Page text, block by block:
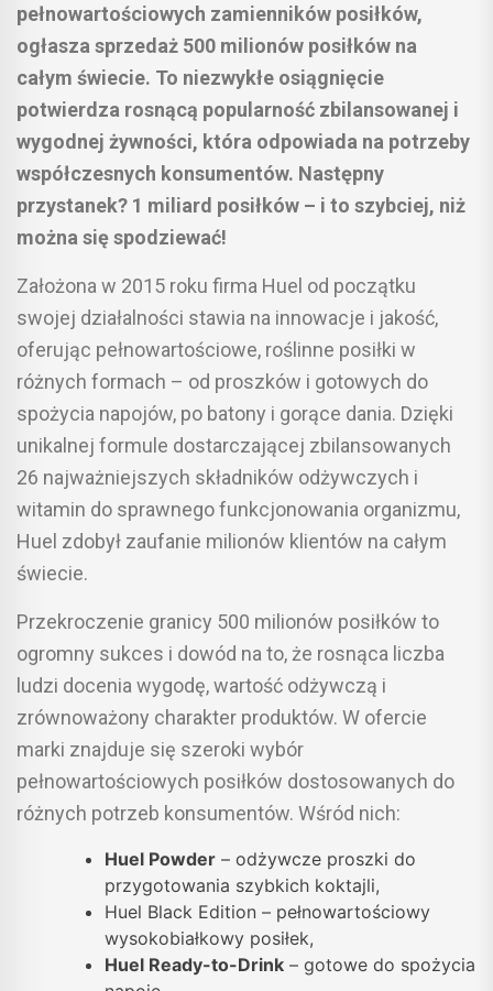
pełnowartościowych zamienników posiłków,
ogłasza sprzedaż 500 milionów posiłków na
całym świecie. To niezwykłe osiągnięcie
potwierdza rosnącą popularność zbilansowanej i
wygodnej żywności, która odpowiada na potrzeby
współczesnych konsumentów. Następny
przystanek? 1 miliard posiłków – i to szybciej, niż
można się spodziewać!
Założona w 2015 roku firma Huel od początku
swojej działalności stawia na innowacje i jakość,
oferując pełnowartościowe, roślinne posiłki w
różnych formach – od proszków i gotowych do
spożycia napojów, po batony i gorące dania. Dzięki
unikalnej formule dostarczającej zbilansowanych
26 najważniejszych składników odżywczych i
witamin do sprawnego funkcjonowania organizmu,
Huel zdobył zaufanie milionów klientów na całym
świecie.
Przekroczenie granicy 500 milionów posiłków to
ogromny sukces i dowód na to, że rosnąca liczba
ludzi docenia wygodę, wartość odżywczą i
zrównoważony charakter produktów. W ofercie
marki znajduje się szeroki wybór
pełnowartościowych posiłków dostosowanych do
różnych potrzeb konsumentów. Wśród nich:
Huel Powder – odżywcze proszki do
przygotowania szybkich koktajli,
Huel Black Edition – pełnowartościowy
wysokobiałkowy posiłek,
Huel Ready-to-Drink – gotowe do spożycia